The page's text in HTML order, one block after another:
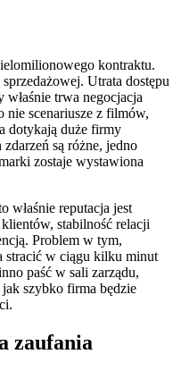
kontraktu.
Utrata dostępu
trwa negocjacja
nie scenariusze z filmów,
dotykają duże firmy
są różne, jedno
zostaje wystawiona
właśnie reputacja jest
stabilność relacji
Problem w tym,
stracić w ciągu kilku minut
paść w sali zarządu,
szybko firma będzie
zaufania